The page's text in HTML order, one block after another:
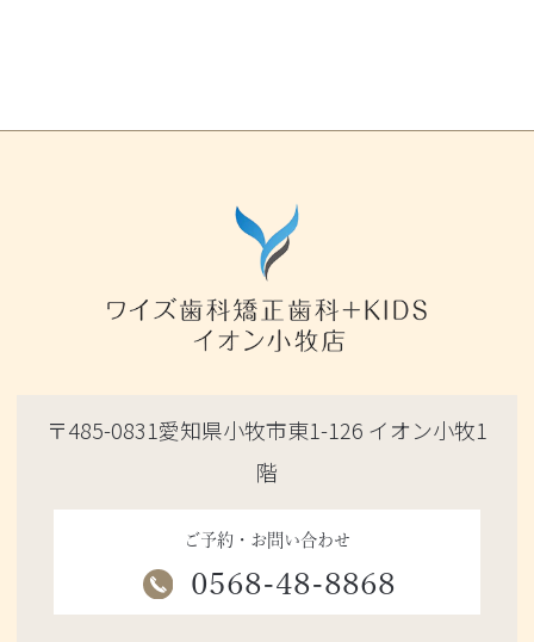
〒485-0831愛知県小牧市東1-126 イオン小牧1
階
ご予約・お問い合わせ
0568-48-8868